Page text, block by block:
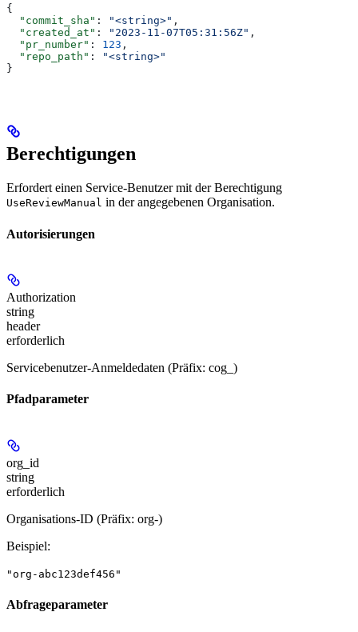
{
  "commit_sha"
: "<string>" ,
  "created_at"
: "2023-11-07T05:31:56Z" ,
  "pr_number"
: 123 ,
  "repo_path"
:
"<string>"
}
Berechtigungen
Erfordert einen Service-Benutzer mit der Berechtigung
UseReviewManual in der angegebenen Organisation.
Autorisierungen
Authorization
string
header
erforderlich
Servicebenutzer-Anmeldedaten (Präfix: cog_)
Pfadparameter
org_id
string
erforderlich
Organisations-ID (Präfix: org-)
Beispiel:
"org-abc123def456"
Abfrageparameter